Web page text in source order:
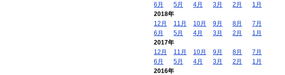
6月
5月 4月 3月 2月
1月
2018年
12月
11月 10月 9月 8月
7月
6月
5月 4月 3月 2月
1月
2017年
12月
11月 10月 9月 8月
7月
6月
5月 4月 3月 2月
1月
2016年